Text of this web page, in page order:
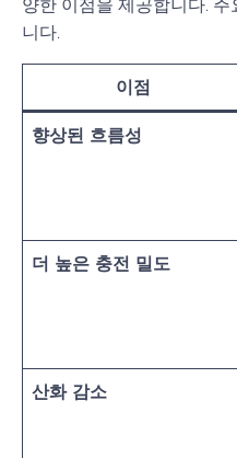
양한 이점을 제공합니다.
니다.
이점
향상된 흐름성
더 높은 충전 밀도
산화 감소